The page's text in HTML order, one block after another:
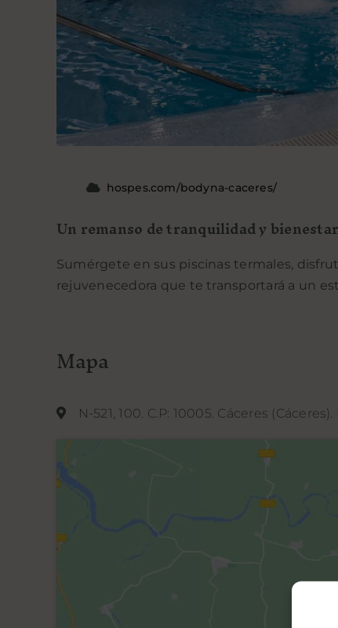
hospes.com/bodyna-caceres/
Un remanso de tranquilidad y
Sumérgete en sus piscinas termales,
rejuvenecedora que te transportará a un
Mapa
N-521, 100. C.P: 10005. Cáceres (Cáceres).